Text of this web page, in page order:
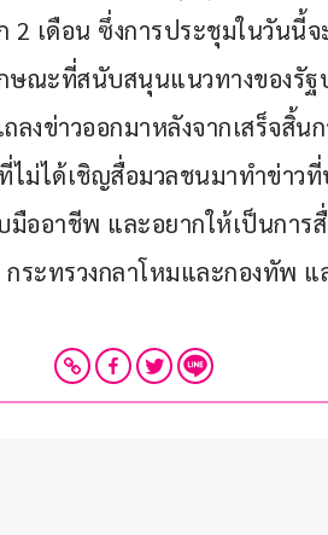
เดือน ซึ่งการประชุมในวันนี้จ
ณะที่สนับสนุนแนวทางของรัฐ
งข่าวออกมาหลังจากเสร็จสิ้น
ไม่ได้เชิญสื่อมวลชนมาทำข่าว
ออาชีพ และอยากให้เป็นการสื่
กระทรวงกลาโหมและกองทัพ